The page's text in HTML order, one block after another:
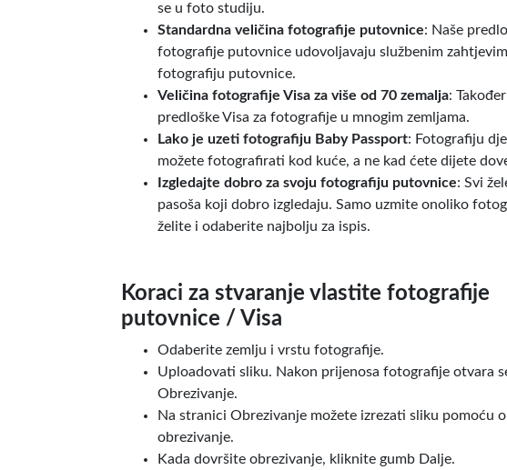
se u foto studiju.
Standardna veličina fotografije putovnice: Naše
fotografije putovnice udovoljavaju službenim
fotografiju putovnice.
Veličina fotografije Visa za više od 70 zemalja:
predloške Visa za fotografije u mnogim zemljama.
Lako je uzeti fotografiju Baby Passport: Fotografiju
možete fotografirati kod kuće, a ne kad ćete dijete
Izgledajte dobro za svoju fotografiju putovnice: Svi
pasoša koji dobro izgledaju. Samo uzmite onoliko
želite i odaberite najbolju za ispis.
Koraci za stvaranje vlastite fotografije
putovnice / Visa
Odaberite zemlju i vrstu fotografije.
Uploadovati sliku. Nakon prijenosa fotografije otvara
Obrezivanje.
Na stranici Obrezivanje možete izrezati sliku pomoću
obrezivanje.
Kada dovršite obrezivanje, kliknite gumb Dalje.